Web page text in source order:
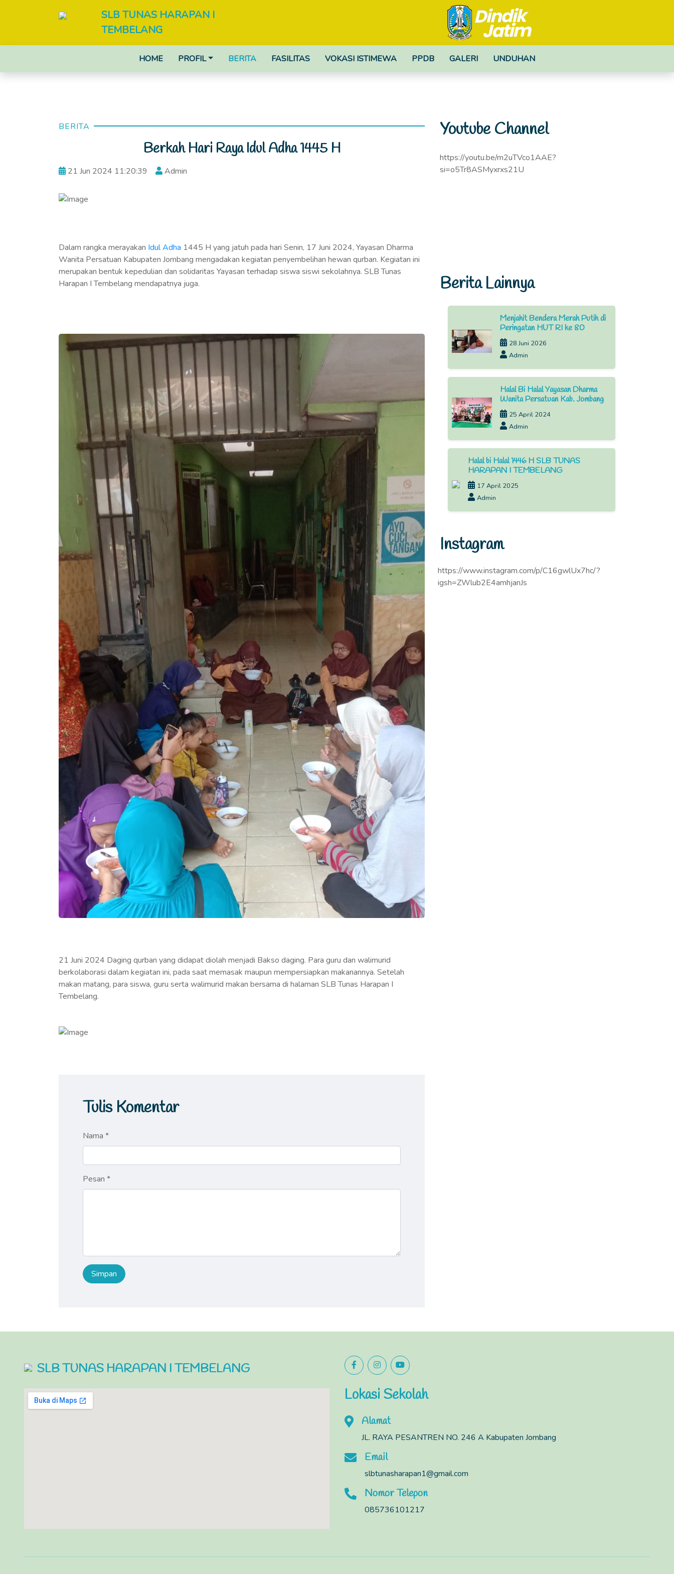
SLB TUNAS HARAPAN I
TEMBELANG
HOME PROFIL BERITA FASILITAS VOKASI ISTIMEWA PPDB GALERI UNDUHAN
BERITA
Berkah Hari Raya Idul Adha 1445 H
21 Jun 2024 11:20:39 Admin
Dalam rangka merayakan Idul Adha 1445 H yang jatuh pada hari Senin, 17 Juni 2024, Yayasan Dharma
Wanita Persatuan Kabupaten Jombang mengadakan kegiatan penyembelihan hewan qurban. Kegiatan ini
merupakan bentuk kepedulian dan solidaritas Yayasan terhadap siswa siswi sekolahnya. SLB Tunas
Harapan I Tembelang mendapatnya juga.
21 Juni 2024 Daging qurban yang didapat diolah menjadi Bakso daging. Para guru dan walimurid
berkolaborasi dalam kegiatan ini, pada saat memasak maupun mempersiapkan makanannya. Setelah
makan matang, para siswa, guru serta walimurid makan bersama di halaman SLB Tunas Harapan I
Tembelang.
Tulis Komentar
Nama *
Pesan *
Youtube Channel
https://youtu.be/m2uTVco1AAE?
si=o5Tr8ASMyxrxs21U
Berita Lainnya
Menjahit Bendera Merah Putih di
Peringatan HUT RI ke 80
28 Juni 2026
Admin
Halal Bi Halal Yayasan Dharma
Wanita Persatuan Kab. Jombang
25 April 2024
Admin
Halal bi Halal 1446 H SLB TUNAS
HARAPAN I TEMBELANG
17 April 2025
Admin
Instagram
https://www.instagram.com/p/C16gwlUx7hc/?
igsh=ZWlub2E4amhjanJs
SLB TUNAS HARAPAN I TEMBELANG
Lokasi Sekolah
Alamat
JL. RAYA PESANTREN NO. 246 A Kabupaten Jombang
Email
slbtunasharapan1@gmail.com
Nomor Telepon
085736101217